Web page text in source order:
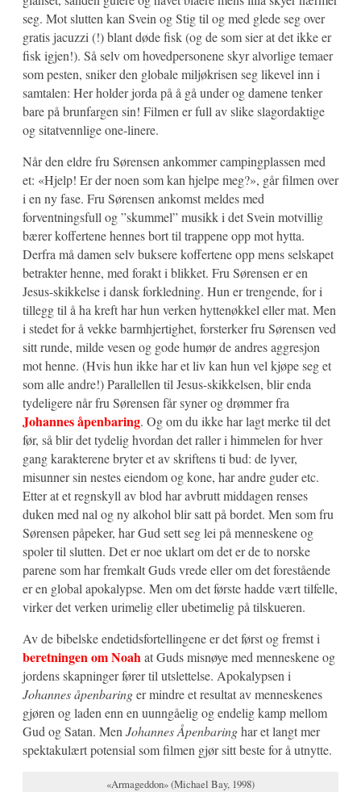
seg. Mot slutten kan Svein og Stig til og med glede seg over
gratis jacuzzi (!) blant døde fisk (og de som sier at det ikke er
fisk igjen!). Så selv om hovedpersonene skyr alvorlige temaer
som pesten, sniker den globale miljøkrisen seg likevel inn i
samtalen: Her holder jorda på å gå under og damene tenker
bare på brunfargen sin! Filmen er full av slike slagordaktige
og sitatvennlige one-linere.
Når den eldre fru Sørensen ankommer campingplassen med
et: «Hjelp! Er der noen som kan hjelpe meg?», går filmen over
i en ny fase. Fru Sørensen ankomst meldes med
forventningsfull og ”skummel” musikk i det Svein motvillig
bærer koffertene hennes bort til trappene opp mot hytta.
Derfra må damen selv buksere koffertene opp mens selskapet
betrakter henne, med forakt i blikket. Fru Sørensen er en
Jesus-skikkelse i dansk forkledning. Hun er trengende, for i
tillegg til å ha kreft har hun verken hyttenøkkel eller mat. Men
i stedet for å vekke barmhjertighet, forsterker fru Sørensen ved
sitt runde, milde vesen og gode humør de andres aggresjon
mot henne. (Hvis hun ikke har et liv kan hun vel kjøpe seg et
som alle andre!) Parallellen til Jesus-skikkelsen, blir enda
tydeligere når fru Sørensen får syner og drømmer fra
Johannes åpenbaring. Og om du ikke har lagt merke til det
før, så blir det tydelig hvordan det raller i himmelen for hver
gang karakterene bryter et av skriftens ti bud: de lyver,
misunner sin nestes eiendom og kone, har andre guder etc.
Etter at et regnskyll av blod har avbrutt middagen renses
duken med nal og ny alkohol blir satt på bordet. Men som fru
Sørensen påpeker, har Gud sett seg lei på menneskene og
spoler til slutten. Det er noe uklart om det er de to norske
parene som har fremkalt Guds vrede eller om det forestående
er en global apokalypse. Men om det første hadde vært tilfelle,
virker det verken urimelig eller ubetimelig på tilskueren.
Av de bibelske endetidsfortellingene er det først og fremst i
beretningen om Noahat Guds misnøye med menneskene og
jordens skapninger fører til utslettelse. Apokalypsen i
Johannes åpenbaringer mindre et resultat av menneskenes
gjøren og laden enn en uunngåelig og endelig kamp mellom
Gud og Satan. Men Johannes Åpenbaringhar et langt mer
spektakulært potensial som filmen gjør sitt beste for å utnytte.
«Armageddon» (Michael Bay, 1998)